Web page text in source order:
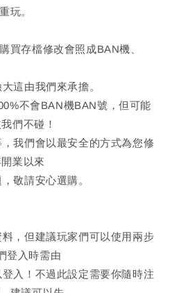
玩。
買存檔修改會照成BAN機、
這由我們來承擔。
不會BAN機BAN號，但可能
們不碰！
我們會以最安全的方式為您修
業以來
敬請安心選購。
，但建議玩家們可以使用兩步
登入時需由
入！不過此設定需要你隨時注